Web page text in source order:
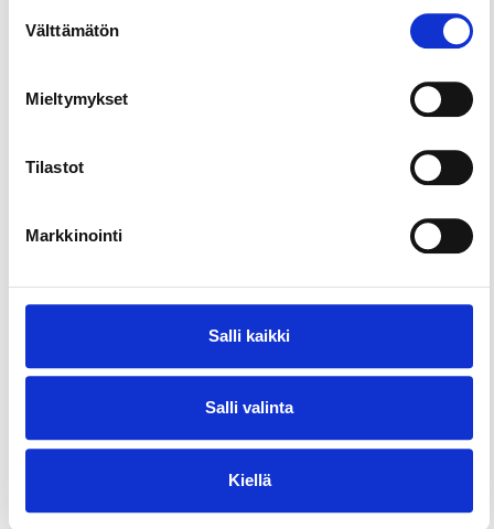
valinta
Välttämätön
Mieltymykset
Tilastot
Markkinointi
Salli kaikki
Salli valinta
Kiellä